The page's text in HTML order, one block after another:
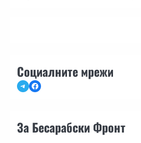
Социалните мрежи
TelegramFacebook
За Бесарабски Фронт